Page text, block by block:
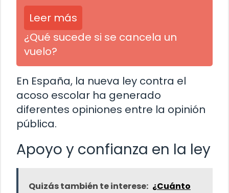
Leer más
¿Qué sucede si se cancela un
vuelo?
En España, la nueva ley contra el
acoso escolar ha generado
diferentes opiniones entre la opinión
pública.
Apoyo y confianza en la ley
Quizás también te interese: ¿Cuánto